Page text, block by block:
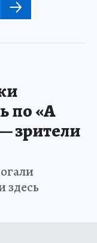
по «А
зрители
здесь